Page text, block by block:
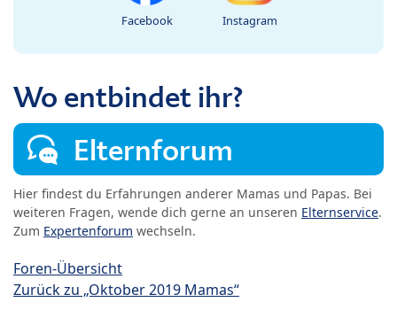
Facebook Instagram
Wo entbindet ihr?
Elternforum
Hier findest du Erfahrungen anderer Mamas und Papas. Bei
weiteren Fragen, wende dich gerne an unseren Elternservice.
Zum Expertenforum wechseln.
Foren-Übersicht
Zurück zu „Oktober 2019 Mamas“